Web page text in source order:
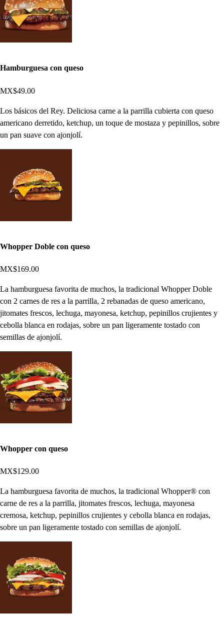
Hamburguesa con queso
MX$49.00
Los básicos del Rey. Deliciosa carne a la parrilla cubierta con queso
americano derretido, ketchup, un toque de mostaza y pepinillos, sobre
un pan suave con ajonjolí.
Whopper Doble con queso
MX$169.00
La hamburguesa favorita de muchos, la tradicional Whopper Doble
con 2 carnes de res a la parrilla, 2 rebanadas de queso americano,
jitomates frescos, lechuga, mayonesa, ketchup, pepinillos crujientes y
cebolla blanca en rodajas, sobre un pan ligeramente tostado con
semillas de ajonjolí.
Whopper con queso
MX$129.00
La hamburguesa favorita de muchos, la tradicional Whopper® con
carne de res a la parrilla, jitomates frescos, lechuga, mayonesa
cremosa, ketchup, pepinillos crujientes y cebolla blanca en rodajas,
sobre un pan ligeramente tostado con semillas de ajonjolí.